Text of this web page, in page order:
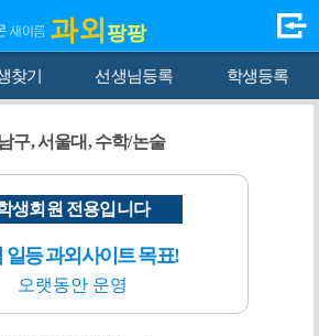
과외 팡팡
찾기 선생님등록 학생등록
구, 서울대, 수학/논술
생회원 전용입니다
일등 과외사이트 목표!
오랫동안 운영